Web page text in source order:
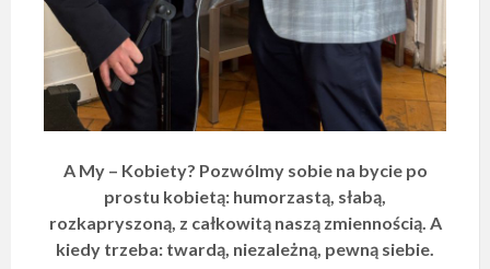
A My – Kobiety? Pozwólmy sobie na bycie po
prostu kobietą: humorzastą, słabą,
rozkapryszoną, z całkowitą naszą zmiennością. A
kiedy trzeba: twardą, niezależną, pewną siebie.